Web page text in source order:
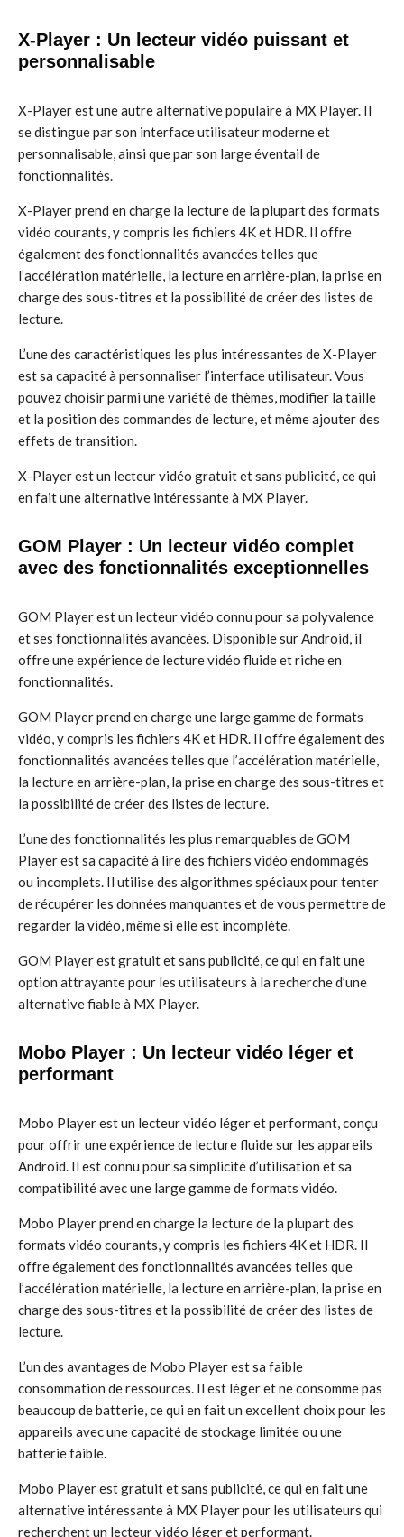
X-Player : Un lecteur vidéo puissant et
personnalisable
X-Player est une autre alternative populaire à MX Player. Il
se distingue par son interface utilisateur moderne et
personnalisable, ainsi que par son large éventail de
fonctionnalités.
X-Player prend en charge la lecture de la plupart des formats
vidéo courants, y compris les fichiers 4K et HDR. Il offre
également des fonctionnalités avancées telles que
l’accélération matérielle, la lecture en arrière-plan, la prise en
charge des sous-titres et la possibilité de créer des listes de
lecture.
L’une des caractéristiques les plus intéressantes de X-Player
est sa capacité à personnaliser l’interface utilisateur. Vous
pouvez choisir parmi une variété de thèmes, modifier la taille
et la position des commandes de lecture, et même ajouter des
effets de transition.
X-Player est un lecteur vidéo gratuit et sans publicité, ce qui
en fait une alternative intéressante à MX Player.
GOM Player : Un lecteur vidéo complet
avec des fonctionnalités exceptionnelles
GOM Player est un lecteur vidéo connu pour sa polyvalence
et ses fonctionnalités avancées. Disponible sur Android, il
offre une expérience de lecture vidéo fluide et riche en
fonctionnalités.
GOM Player prend en charge une large gamme de formats
vidéo, y compris les fichiers 4K et HDR. Il offre également des
fonctionnalités avancées telles que l’accélération matérielle,
la lecture en arrière-plan, la prise en charge des sous-titres et
la possibilité de créer des listes de lecture.
L’une des fonctionnalités les plus remarquables de GOM
Player est sa capacité à lire des fichiers vidéo endommagés
ou incomplets. Il utilise des algorithmes spéciaux pour tenter
de récupérer les données manquantes et de vous permettre de
regarder la vidéo, même si elle est incomplète.
GOM Player est gratuit et sans publicité, ce qui en fait une
option attrayante pour les utilisateurs à la recherche d’une
alternative fiable à MX Player.
Mobo Player : Un lecteur vidéo léger et
performant
Mobo Player est un lecteur vidéo léger et performant, conçu
pour offrir une expérience de lecture fluide sur les appareils
Android. Il est connu pour sa simplicité d’utilisation et sa
compatibilité avec une large gamme de formats vidéo.
Mobo Player prend en charge la lecture de la plupart des
formats vidéo courants, y compris les fichiers 4K et HDR. Il
offre également des fonctionnalités avancées telles que
l’accélération matérielle, la lecture en arrière-plan, la prise en
charge des sous-titres et la possibilité de créer des listes de
lecture.
L’un des avantages de Mobo Player est sa faible
consommation de ressources. Il est léger et ne consomme pas
beaucoup de batterie, ce qui en fait un excellent choix pour les
appareils avec une capacité de stockage limitée ou une
batterie faible.
Mobo Player est gratuit et sans publicité, ce qui en fait une
alternative intéressante à MX Player pour les utilisateurs qui
recherchent un lecteur vidéo léger et performant.